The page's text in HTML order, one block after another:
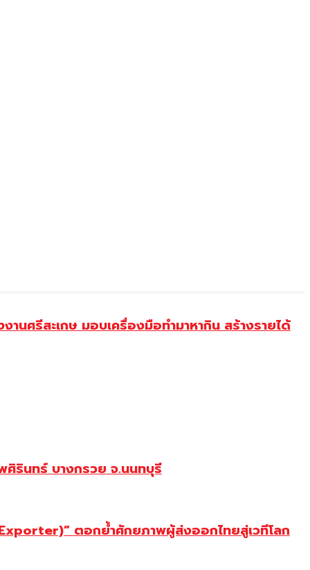
นศรีสะเกษ มอบเครื่องมือทำมาหากิน สร้างรายได้
ศิรินทร์ บางกรวย จ.นนทบุรี
ตอกย้ำศักยภาพผู้ส่งออกไทยสู่เวทีโลก